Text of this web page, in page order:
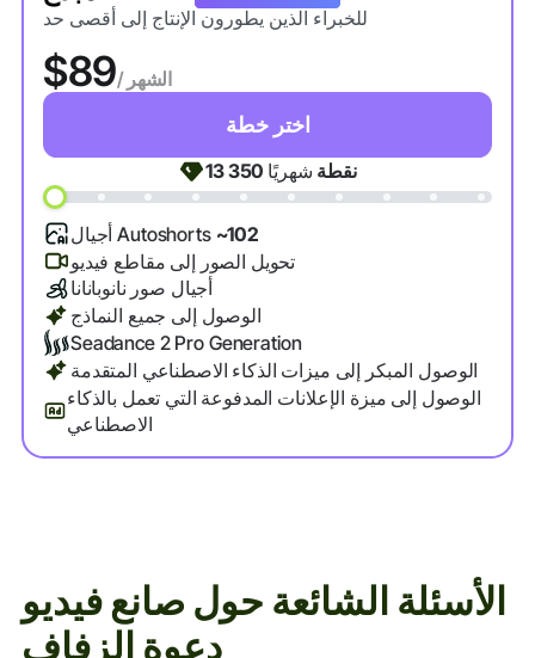
للخبراء الذين يطورون الإنتاج إلى أقصى حد
$89 / الشهر
اختر خطة
13 350 نقطة شهريًا
أجيال Autoshorts ~102
تحويل الصور إلى مقاطع فيديو
أجيال صور نانوبانانا
الوصول إلى جميع النماذج
Seadance 2 Pro Generation
الوصول المبكر إلى ميزات الذكاء الاصطناعي المتقدمة
الوصول إلى ميزة الإعلانات المدفوعة التي تعمل بالذكاء
الاصطناعي
الأسئلة الشائعة حول صانع فيديو
دعوة الزفاف